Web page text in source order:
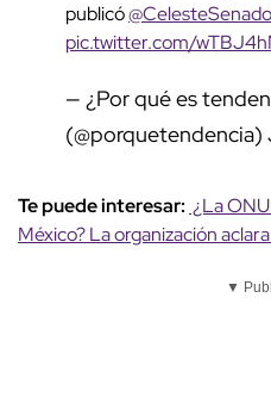
publicó
pic.twitter.com/
— ¿Por qué es
(@porquetendencia)
Te puede interesar: ¿La
México? La organización
▼